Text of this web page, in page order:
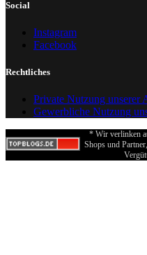
Social
Instagram
Facebook
Rechtliches
Private Nutzung unserer
Gewerbliche Nutzung
* Wir verlinken
Shops und